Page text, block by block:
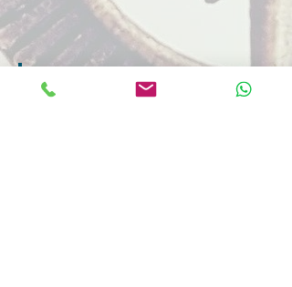
Per ulteriori informazioni: